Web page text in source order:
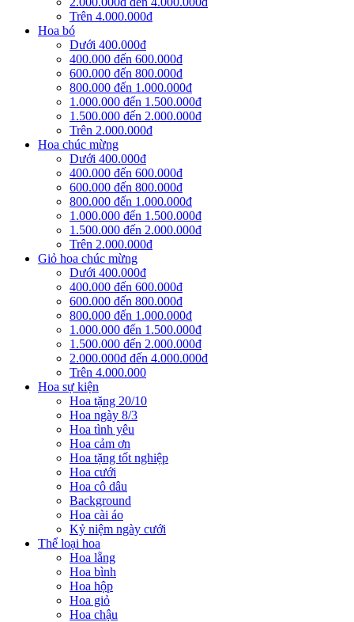
Trên 4.000.000đ
Hoa bó
Dưới 400.000đ
400.000 đến 600.000đ
600.000 đến 800.000đ
800.000 đến 1.000.000đ
1.000.000 đến 1.500.000đ
1.500.000 đến 2.000.000đ
Trên 2.000.000đ
Hoa chúc mừng
Dưới 400.000đ
400.000 đến 600.000đ
600.000 đến 800.000đ
800.000 đến 1.000.000đ
1.000.000 đến 1.500.000đ
1.500.000 đến 2.000.000đ
Trên 2.000.000đ
Giỏ hoa chúc mừng
Dưới 400.000đ
400.000 đến 600.000đ
600.000 đến 800.000đ
800.000 đến 1.000.000đ
1.000.000 đến 1.500.000đ
1.500.000 đến 2.000.000đ
2.000.000đ đến 4.000.000đ
Trên 4.000.000
Hoa sự kiện
Hoa tặng 20/10
Hoa ngày 8/3
Hoa tình yêu
Hoa cảm ơn
Hoa tặng tốt nghiệp
Hoa cưới
Hoa cô dâu
Background
Hoa cài áo
Kỷ niệm ngày cưới
Thể loại hoa
Hoa lẵng
Hoa bình
Hoa hộp
Hoa giỏ
Hoa chậu